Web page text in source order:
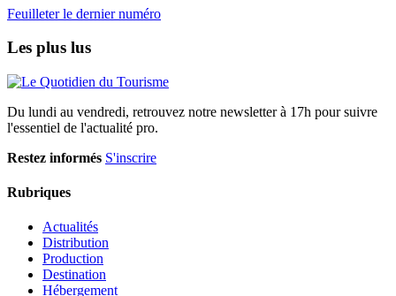
Feuilleter le dernier numéro
Les plus lus
Du lundi au vendredi, retrouvez notre newsletter à 17h pour suivre
l'essentiel de l'actualité pro.
Restez informés S'inscrire
Rubriques
Actualités
Distribution
Production
Destination
Hébergement